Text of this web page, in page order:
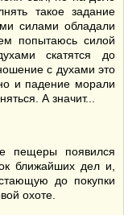
такое задание
силами обладали
попытаюсь силой
скатятся до
с духами это
и падение морали
А значит...
пещеры появился
ближайших дел и,
до покупки
охоте.